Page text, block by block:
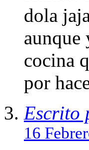
dola
aunque
cocina
por
Escrito
16